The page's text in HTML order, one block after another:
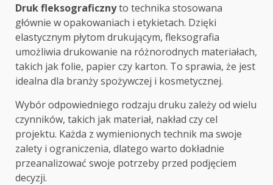
Druk fleksograficznyto technika stosowana
głównie w opakowaniach i etykietach. Dzięki
elastycznym płytom drukującym, fleksografia
umożliwia drukowanie na różnorodnych materiałach,
takich jak folie, papier czy karton. To sprawia, że jest
idealna dla branży spożywczej i kosmetycznej.
Wybór odpowiedniego rodzaju druku zależy od wielu
czynników, takich jak materiał, nakład czy cel
projektu. Każda z wymienionych technik ma swoje
zalety i ograniczenia, dlatego warto dokładnie
przeanalizować swoje potrzeby przed podjęciem
decyzji.